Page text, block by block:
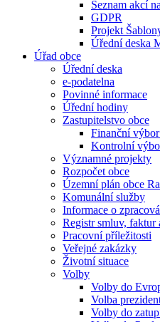
Seznam akcí
GDPR
Projekt
Úřední deska
Úřad obce
Úřední deska
e-podatelna
Povinné informace
Úřední hodiny
Zastupitelstvo obce
Finanční
Kontrolní
Významné projekty
Rozpočet obce
Územní plán obce
Komunální služby
Informace o
Registr smluv, faktur
Pracovní příležitosti
Veřejné zakázky
Životní situace
Volby
Volby do
Volba
Volby do